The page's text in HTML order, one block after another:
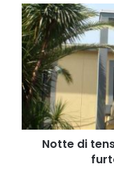
Notte
di
tensione
a
San
Martino:
tentato
furto
sventato
[VIDEO]
Notte di